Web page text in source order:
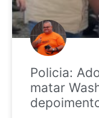
Policia:
matar